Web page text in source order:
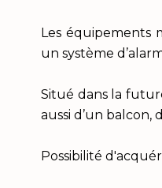
Les équipements
un système
Situé dans la
aussi d’un
Possibilité